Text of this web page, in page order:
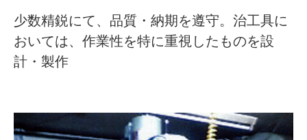
少数精鋭にて、品質・納期を遵守。治工具に
おいては、作業性を特に重視したものを設
計・製作